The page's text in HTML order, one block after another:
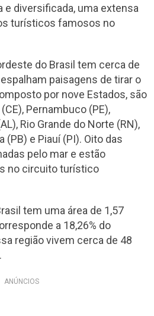
e diversificada, uma extensa
turísticos famosos no
do Brasil tem cerca de
paisagens de tirar o
por nove Estados, são
Pernambuco (PE),
Rio Grande do Norte (RN),
(PB) e Piauí (PI). Oito das
pelo mar e estão
no circuito turístico
tem uma área de 1,57
a 18,26% do
região vivem cerca de 48
ANÚNCIOS